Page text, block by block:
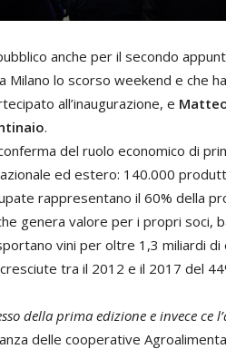
anche per il secondo
Milano lo scorso weekend e che
all’inaugurazione, e
.
del ruolo economico di
ed estero: 140.000
rappresentano il 60% della
genera valore per i propri soci,
vini per oltre 1,3 miliardi
tra il 2012 e il 2017 del
della prima edizione e invece ce
delle cooperative